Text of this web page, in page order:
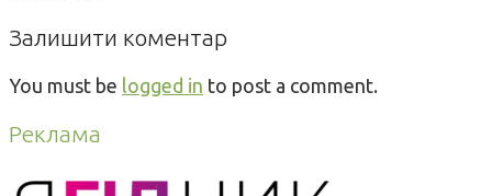
Залишити коментар
You must be logged in to post a comment.
Реклама